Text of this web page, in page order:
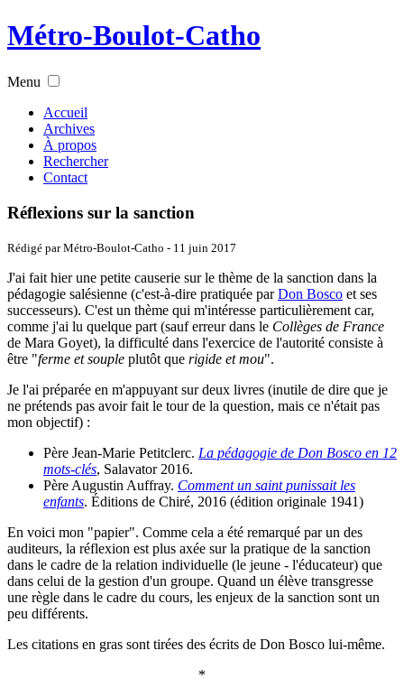
Métro-Boulot-Catho
Menu
Accueil
Archives
À propos
Rechercher
Contact
Réflexions sur la sanction
Rédigé par Métro-Boulot-Catho - 11 juin 2017
J'ai fait hier une petite causerie sur le thème de la sanction dans la
pédagogie salésienne (c'est-à-dire pratiquée parDon Bosco et ses
successeurs). C'est un thème qui m'intéresse particulièrement car,
comme j'ai lu quelque part (sauf erreur dans le Collèges de France
de Mara Goyet), la difficulté dans l'exercice de l'autorité consiste à
être "ferme et souple plutôt que rigide et mou".
Je l'ai préparée en m'appuyant sur deux livres (inutile de dire que je
ne prétends pas avoir fait le tour de la question, mais ce n'était pas
mon objectif) :
Père Jean-Marie Petitclerc. La pédagogie de Don Bosco en 12
mots-clés, Salavator 2016.
Père Augustin Auffray. Comment un saint punissait les
enfants. Éditions de Chiré, 2016 (édition originale 1941)
En voici mon "papier". Comme cela a été remarqué par un des
auditeurs, la réflexion est plus axée sur la pratique de la sanction
dans le cadre de la relation individuelle (le jeune - l'éducateur) que
dans celui de la gestion d'un groupe. Quand un élève transgresse
une règle dans le cadre du cours, les enjeux de la sanction sont un
peu différents.
Les citations en gras sont tirées des écrits de Don Bosco lui-même.
*